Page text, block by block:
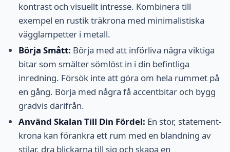
kontrast och visuellt intresse. Kombinera till
exempel en rustik träkrona med minimalistiska
vägglampetter i metall.
Börja Smått: Börja med att införliva några viktiga
bitar som smälter sömlöst in i din befintliga
inredning. Försök inte att göra om hela rummet på
en gång. Börja med några få accentbitar och bygg
gradvis därifrån.
Använd Skalan Till Din Fördel: En stor, statement-
krona kan förankra ett rum med en blandning av
stilar, dra blickarna till sig och skapa en